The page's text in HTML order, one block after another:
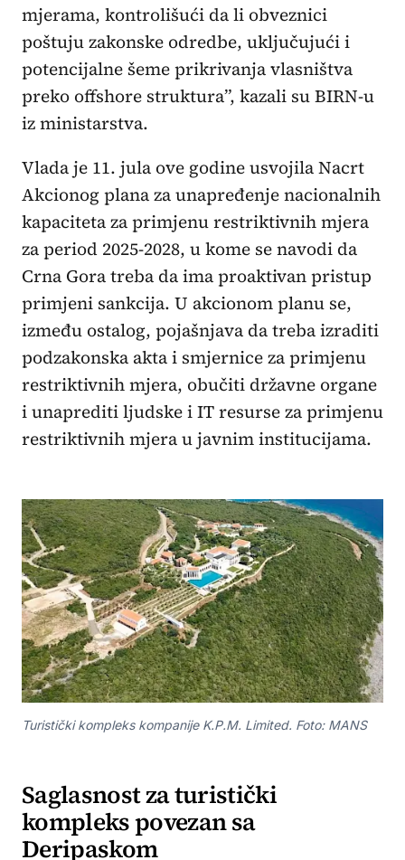
mjerama, kontrolišući da li obveznici
poštuju zakonske odredbe, uključujući i
potencijalne šeme prikrivanja vlasništva
preko offshore struktura”, kazali su BIRN-u
iz ministarstva.
Vlada je 11. jula ove godine usvojila Nacrt
Akcionog plana za unapređenje nacionalnih
kapaciteta za primjenu restriktivnih mjera
za period 2025-2028, u kome se navodi da
Crna Gora treba da ima proaktivan pristup
primjeni sankcija. U akcionom planu se,
između ostalog, pojašnjava da treba izraditi
podzakonska akta i smjernice za primjenu
restriktivnih mjera, obučiti državne organe
i unaprediti ljudske i IT resurse za primjenu
restriktivnih mjera u javnim institucijama.
Turistički kompleks kompanije K.P.M. Limited. Foto: MANS
Saglasnost za turistički
kompleks povezan sa
Deripaskom